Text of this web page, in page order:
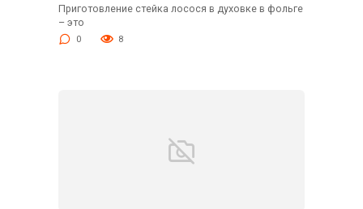
Приготовление стейка лосося в духовке в фольге
– это
0 8